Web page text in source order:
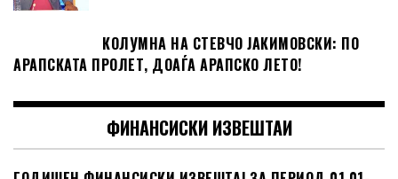
КОЛУМНА НА СТЕВЧО ЈАКИМОВСКИ: ПО
АРАПСКАТА ПРОЛЕТ, ДОАЃА АРАПСКО ЛЕТО!
ФИНАНСИСКИ ИЗВЕШТАИ